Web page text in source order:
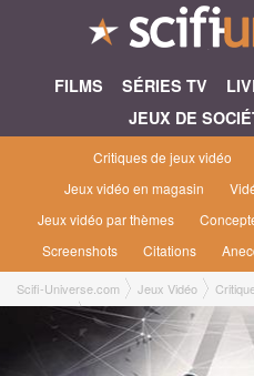
FILMS SÉRIES TV
JEUX DE
Critiques de jeux vidéo
Jeux vidéo en magasin
Jeux vidéo par thèmes
Screenshots
Citations
Scifi-Universe.com Jeux Vidéo
Richard B.